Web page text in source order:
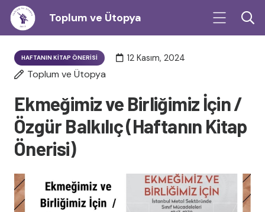
Toplum ve Ütopya
HAFTANIN KITAP ÖNERISI 12 Kasım, 2024
Toplum ve Ütopya
Ekmeğimiz ve Birliğimiz İçin /
Özgür Balkılıç (Haftanın Kitap
Önerisi)